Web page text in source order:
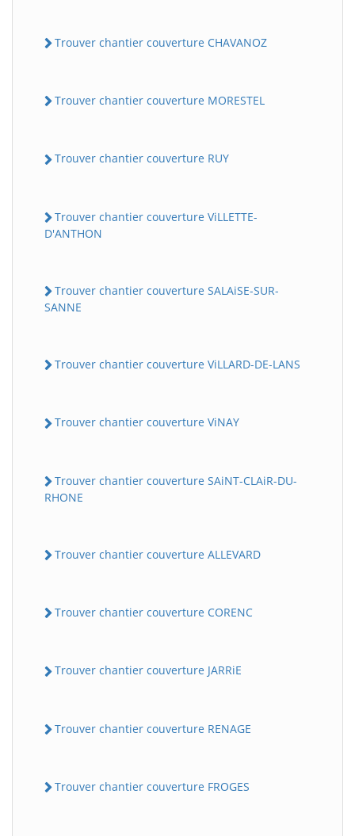
Trouver chantier couverture CHAVANOZ
Trouver chantier couverture MORESTEL
Trouver chantier couverture RUY
Trouver chantier couverture ViLLETTE-
D'ANTHON
Trouver chantier couverture SALAiSE-SUR-
SANNE
Trouver chantier couverture ViLLARD-DE-LANS
Trouver chantier couverture ViNAY
Trouver chantier couverture SAiNT-CLAiR-DU-
RHONE
Trouver chantier couverture ALLEVARD
Trouver chantier couverture CORENC
Trouver chantier couverture JARRiE
Trouver chantier couverture RENAGE
Trouver chantier couverture FROGES